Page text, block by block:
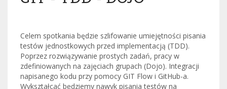
Celem spotkania będzie szlifowanie umiejętności pisania
testów jednostkowych przed implementacją (TDD).
Poprzez rozwiązywanie prostych zadań, pracy w
zdefiniowanych na zajęciach grupach (Dojo). Integracji
napisanego kodu przy pomocy GIT Flow i GitHub-a.
Wykształcać będziemy nawyk pisania testów na